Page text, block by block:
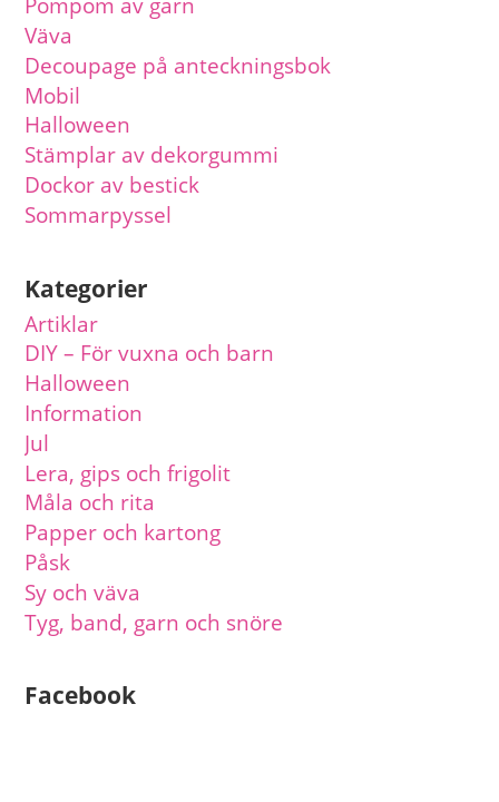
Pompom av garn
Väva
Decoupage på anteckningsbok
Mobil
Halloween
Stämplar av dekorgummi
Dockor av bestick
Sommarpyssel
Kategorier
Artiklar
DIY – För vuxna och barn
Halloween
Information
Jul
Lera, gips och frigolit
Måla och rita
Papper och kartong
Påsk
Sy och väva
Tyg, band, garn och snöre
Facebook